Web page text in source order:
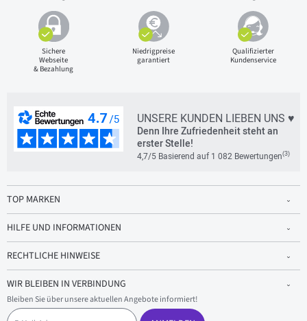
Sichere
Webseite
& Bezahlung
Niedrigpreise
garantiert
Qualifizierter
Kundenservice
UNSERE KUNDEN LIEBEN UNS ♥
Denn Ihre Zufriedenheit steht an
erster Stelle!
4,7/5 Basierend auf 1 082 Bewertungen(3)
TOP MARKEN
HILFE UND INFORMATIONEN
RECHTLICHE HINWEISE
WIR BLEIBEN IN VERBINDUNG
Bleiben Sie über unsere aktuellen Angebote informiert!
E